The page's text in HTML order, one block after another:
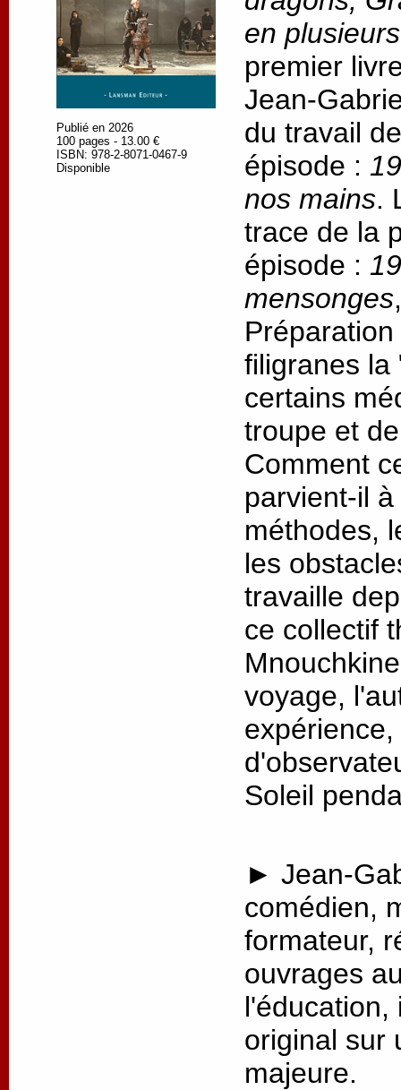
Publié en 2026
100 pages - 13.00 €
ISBN: 978-2-8071-0467-9
Disponible
en
premier
Jean-
du travail
épisode :
nos mains.
trace de la
épisode :
mensonges
filigranes la
certains
troupe et
Comment
parvient-il
méthodes,
les
travaille
ce collectif
voyage,
Soleil
► Jean-
comédien,
formateur,
ouvrages
l'éducation,
original sur
majeure.